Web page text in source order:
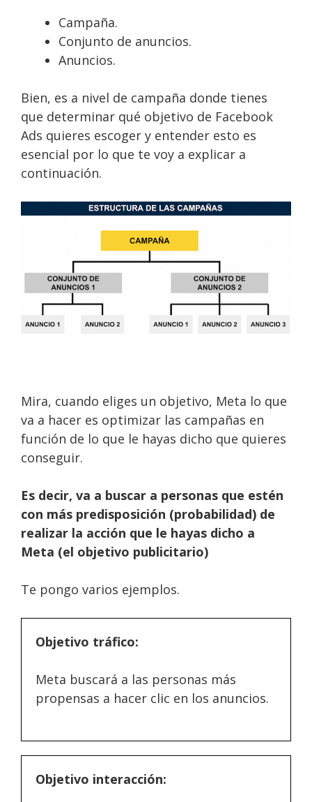
Campaña.
Conjunto de anuncios.
Anuncios.
Bien, es a nivel de campaña donde tienes
que determinar qué objetivo de Facebook
Ads quieres escoger y entender esto es
esencial por lo que te voy a explicar a
continuación.
Mira, cuando eliges un objetivo, Meta lo que
va a hacer es optimizar las campañas en
función de lo que le hayas dicho que quieres
conseguir.
Es decir, va a buscar a personas que estén
con más predisposición (probabilidad) de
realizar la acción que le hayas dicho a
Meta (el objetivo publicitario)
Te pongo varios ejemplos.
Objetivo tráfico:
Meta buscará a las personas más
propensas a hacer clic en los anuncios.
Objetivo interacción: